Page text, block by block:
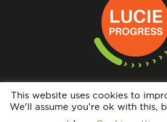
N° IMMATRICULATION OPÉRATEUR DE
This website uses cookies to
We'll assume you're ok with this,